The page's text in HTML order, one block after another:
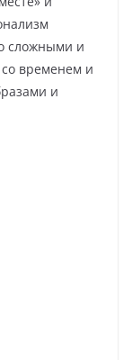
сложными и
временем и
и